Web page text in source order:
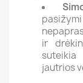
ir
jautrios